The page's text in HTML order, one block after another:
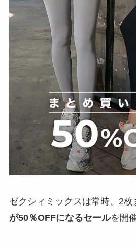
ゼクシィミックスは常時、2枚
が50％OFFになるセールを開